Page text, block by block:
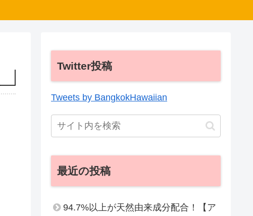
Twitter投稿
Tweets by BangkokHawaiian
最近の投稿
94.7%以上が天然由来成分配合！【ア